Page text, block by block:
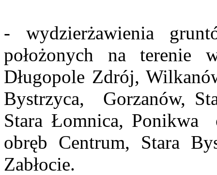
- wydzierżawienia
położonych na terenie
Długopole Zdrój,
Bystrzyca, Gorzanów,
Stara Łomnica, Ponikwa
obręb Centrum, Stara
Zabłocie.